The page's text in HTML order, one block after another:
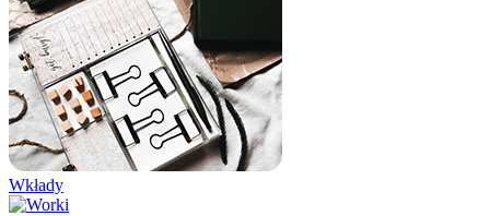
Wkłady